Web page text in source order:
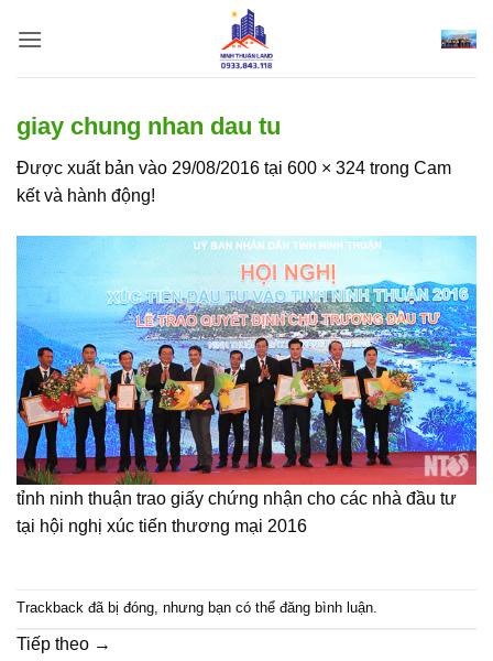
qua
giay chung nhan dau tu
Được xuất bản vào 29/08/2016 tại 600 × 324 trong Cam
kết và hành động!
tỉnh ninh thuận trao giấy chứng nhận cho các nhà đầu tư
tại hội nghị xúc tiến thương mại 2016
Trackback đã bị đóng, nhưng bạn có thể đăng bình luận.
Tiếp theo →